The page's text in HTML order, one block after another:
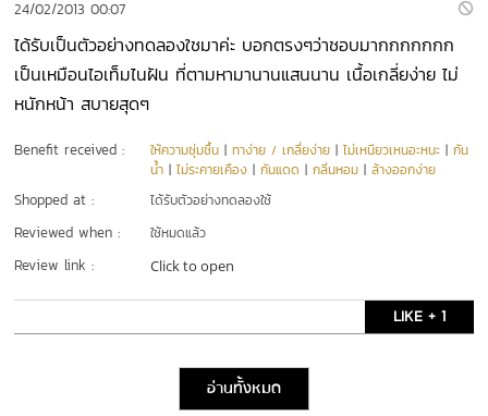
24/02/2013 00:07
ได้รับเป็นตัวอย่างทดลองใชมาค่ะ บอกตรงๆว่าชอบมากกกกกกก
เป็นเหมือนไอเท็มไนฝัน ที่ตามหามานานแสนนาน เนื้อเกลี่ยง่าย ไม่
หนักหน้า สบายสุดๆ
Benefit received : ให้ความชุ่มชื้น |ทาง่าย / เกลี่ยง่าย |ไม่เหนียวเหนอะหนะ |กัน
น้ำ |ไม่ระคายเคือง |กันแดด |กลิ่นหอม |ล้างออกง่าย
Shopped at : ได้รับตัวอย่างทดลองใช้
Reviewed when : ใช้หมดแล้ว
Review link : Click to open
LIKE + 1
อ่านทั้งหมด